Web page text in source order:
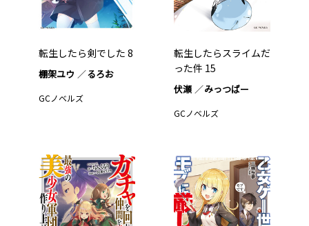
転生したら剣でした 8
棚架ユウ るろお
GCノベルズ
転生したらスライムだ
った件 15
伏瀬 みっつばー
GCノベルズ